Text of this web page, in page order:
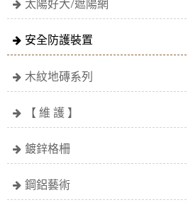
太陽好大/遮陽網
安全防護裝置
木紋地磚系列
【 維 護 】
鍍鋅格柵
鋼鋁藝術